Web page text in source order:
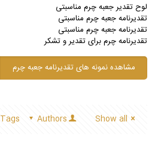
لوح تقدیر جعبه چرم مناسبتی
تقدیرنامه جعبه چرم مناسبتی
تقدیرنامه جعبه چرم مناسبتی
تقدیرنامه چرم برای تقدیر و تشکر
مشاهده نمونه های تقدیرنامه جعبه چرم
Tags Authors Show all